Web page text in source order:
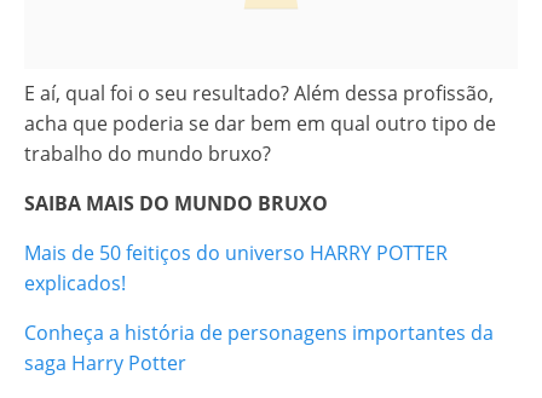
E aí, qual foi o seu resultado? Além dessa profissão,
acha que poderia se dar bem em qual outro tipo de
trabalho do mundo bruxo?
SAIBA MAIS DO MUNDO BRUXO
Mais de 50 feitiços do universo HARRY POTTER
explicados!
Conheça a história de personagens importantes da
saga Harry Potter